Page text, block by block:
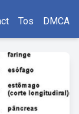
Tos DMCA